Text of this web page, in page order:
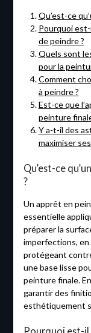
Qu’est-ce
Pourquoi
de peindre ?
Quels sont
pour la
Comment
à peindre ?
Est-ce que
peinture
Y a-t-il des
maximiser
Qu’est-ce
?
Un apprêt en
essentielle
préparer la
imperfections, en
protégeant
une base lisse
peinture finale.
garantir des
esthétiquement